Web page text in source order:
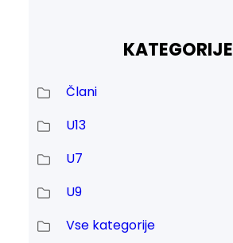
KATEGORIJE
Člani
U13
U7
U9
Vse kategorije